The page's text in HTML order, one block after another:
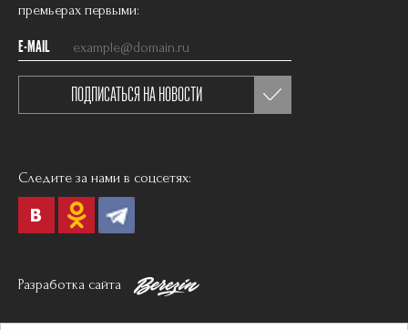
премьерах первыми:
E-MAIL
ПОДПИСАТЬСЯ НА НОВОСТИ
Следите за нами в соцсетях:
Разработка сайта